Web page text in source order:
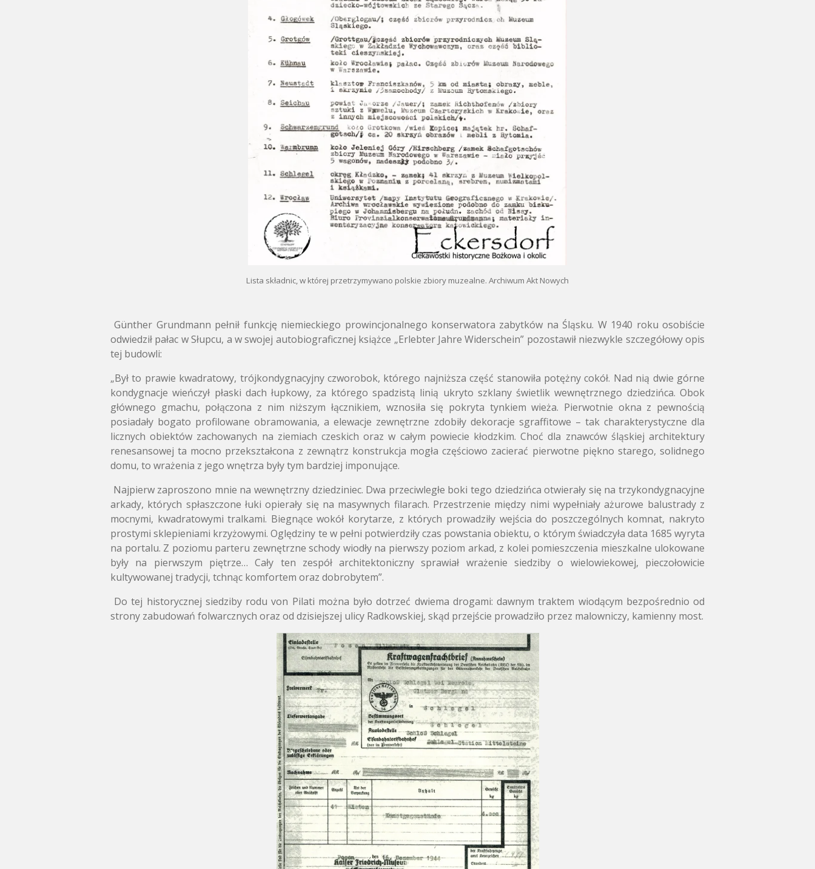
Lista składnic, w której przetrzymywano polskie zbiory muzealne. Archiwum Akt Nowych
Günther Grundmann pełnił funkcję niemieckiego prowincjonalnego konserwatora zabytków na Śląsku. W 1940 roku osobiście
odwiedził pałac w Słupcu, a w swojej autobiograficznej książce „Erlebter Jahre Widerschein” pozostawił niezwykle szczegółowy opis
tej budowli:
„Był to prawie kwadratowy, trójkondygnacyjny czworobok, którego najniższa część stanowiła potężny cokół. Nad nią dwie górne
kondygnacje wieńczył płaski dach łupkowy, za którego spadzistą linią ukryto szklany świetlik wewnętrznego dziedzińca. Obok
głównego gmachu, połączona z nim niższym łącznikiem, wznosiła się pokryta tynkiem wieża. Pierwotnie okna z pewnością
posiadały bogato profilowane obramowania, a elewacje zewnętrzne zdobiły dekoracje sgraffitowe – tak charakterystyczne dla
licznych obiektów zachowanych na ziemiach czeskich oraz w całym powiecie kłodzkim. Choć dla znawców śląskiej architektury
renesansowej ta mocno przekształcona z zewnątrz konstrukcja mogła częściowo zacierać pierwotne piękno starego, solidnego
domu, to wrażenia z jego wnętrza były tym bardziej imponujące.
Najpierw zaproszono mnie na wewnętrzny dziedziniec. Dwa przeciwległe boki tego dziedzińca otwierały się na trzykondygnacyjne
arkady, których spłaszczone łuki opierały się na masywnych filarach. Przestrzenie między nimi wypełniały ażurowe balustrady z
mocnymi, kwadratowymi tralkami. Biegnące wokół korytarze, z których prowadziły wejścia do poszczególnych komnat, nakryto
prostymi sklepieniami krzyżowymi. Oględziny te w pełni potwierdziły czas powstania obiektu, o którym świadczyła data 1685 wyryta
na portalu. Z poziomu parteru zewnętrzne schody wiodły na pierwszy poziom arkad, z kolei pomieszczenia mieszkalne ulokowane
były na pierwszym piętrze… Cały ten zespół architektoniczny sprawiał wrażenie siedziby o wielowiekowej, pieczołowicie
kultywowanej tradycji, tchnąc komfortem oraz dobrobytem”.
Do tej historycznej siedziby rodu von Pilati można było dotrzeć dwiema drogami: dawnym traktem wiodącym bezpośrednio od
strony zabudowań folwarcznych oraz od dzisiejszej ulicy Radkowskiej, skąd przejście prowadziło przez malowniczy, kamienny most.